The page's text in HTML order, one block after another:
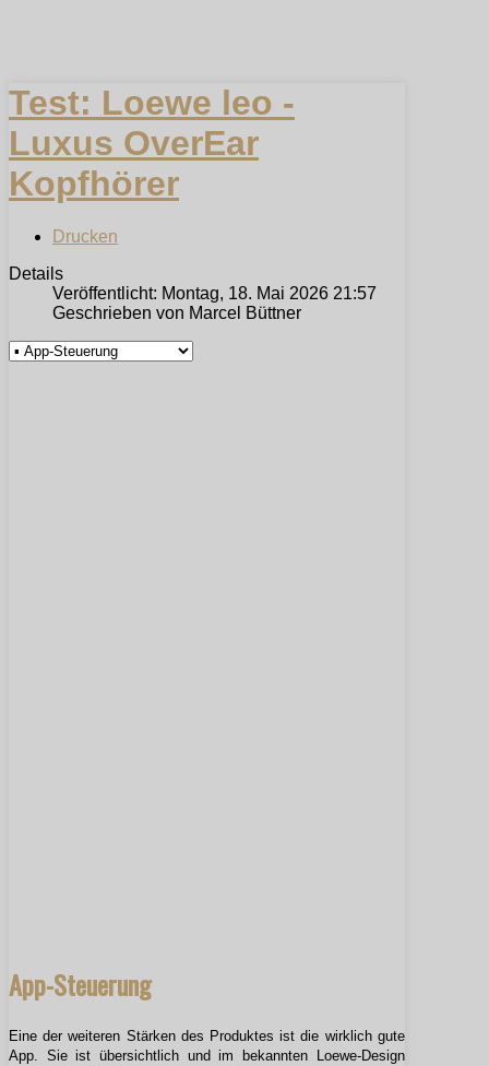
Test: Loewe leo -
Luxus OverEar
Kopfhörer
Drucken
Details
Veröffentlicht: Montag, 18. Mai 2026 21:57
Geschrieben von Marcel Büttner
App-Steuerung
Eine der weiteren Stärken des Produktes ist die wirklich gute
App. Sie ist übersichtlich und im bekannten Loewe-Design